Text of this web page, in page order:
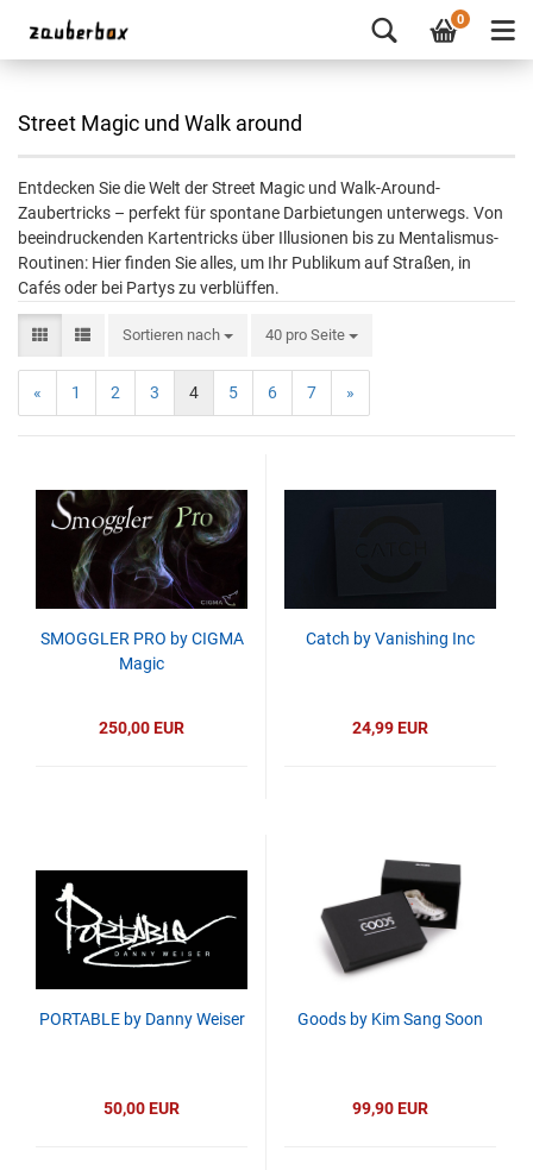
0
Street Magic und Walk around
Entdecken Sie die Welt der Street Magic und Walk-Around-
Zaubertricks – perfekt für spontane Darbietungen unterwegs. Von
beeindruckenden Kartentricks über Illusionen bis zu Mentalismus-
Routinen: Hier finden Sie alles, um Ihr Publikum auf Straßen, in
Cafés oder bei Partys zu verblüffen.
Sortieren nach 40 pro Seite
« 1 2 3 4 5 6 7 »
SMOGGLER PRO by CIGMA
Magic
250,00 EUR
Catch by Vanishing Inc
24,99 EUR
PORTABLE by Danny Weiser
50,00 EUR
Goods by Kim Sang Soon
99,90 EUR